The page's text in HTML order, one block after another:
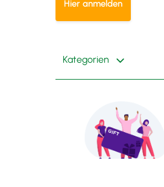
Hier anmelden
Kategorien